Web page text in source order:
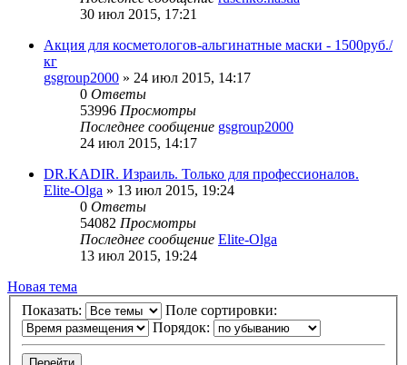
30 июл 2015, 17:21
Акция для косметологов-альгинатные маски - 1500руб./
кг
gsgroup2000 » 24 июл 2015, 14:17
0 Ответы
53996 Просмотры
Последнее сообщение gsgroup2000
24 июл 2015, 14:17
DR.KADIR. Израиль. Только для профессионалов.
Elite-Olga » 13 июл 2015, 19:24
0 Ответы
54082 Просмотры
Последнее сообщение Elite-Olga
13 июл 2015, 19:24
Новая тема
Показать:
Поле сортировки:
Порядок: